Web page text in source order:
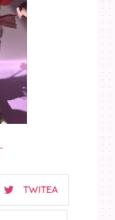
TWITEA